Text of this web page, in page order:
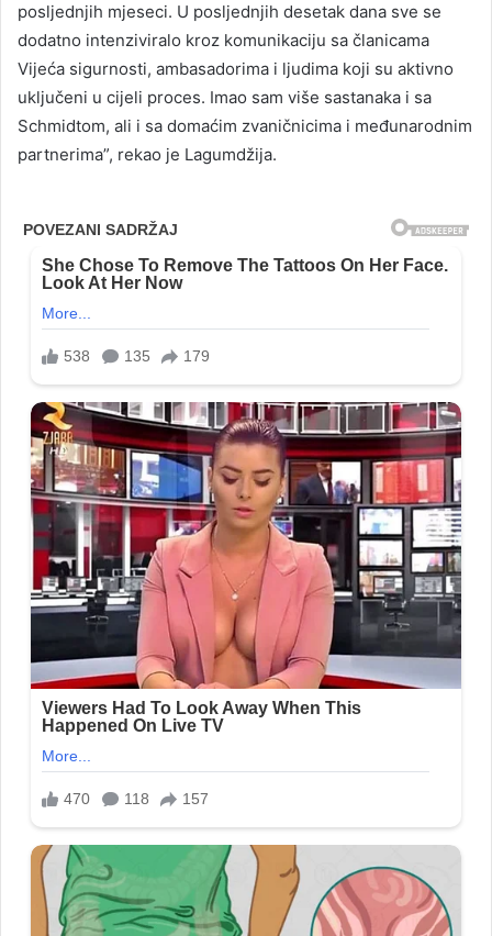
posljednjih mjeseci. U posljednjih desetak dana sve se
dodatno intenziviralo kroz komunikaciju sa članicama
Vijeća sigurnosti, ambasadorima i ljudima koji su aktivno
uključeni u cijeli proces. Imao sam više sastanaka i sa
Schmidtom, ali i sa domaćim zvaničnicima i međunarodnim
partnerima”, rekao je Lagumdžija.